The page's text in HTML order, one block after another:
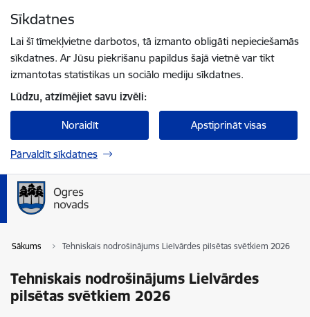
Sīkdatnes
Lai šī tīmekļvietne darbotos, tā izmanto obligāti nepieciešamās
sīkdatnes. Ar Jūsu piekrišanu papildus šajā vietnē var tikt
izmantotas statistikas un sociālo mediju sīkdatnes.
Lūdzu, atzīmējiet savu izvēli:
Noraidīt Apstiprināt visas
Pārvaldīt sīkdatnes
Sākums Tehniskais nodrošinājums Lielvārdes pilsētas svētkiem 2026
Tehniskais nodrošinājums Lielvārdes
pilsētas svētkiem 2026